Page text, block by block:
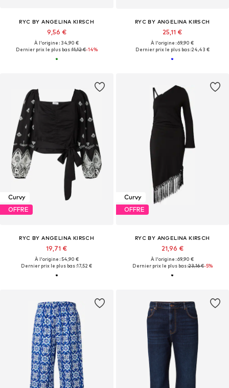
RYC BY ANGELINA KIRSCH
9,56 €
À l'origine : 34,90 €
Dernier prix le plus bas :11,12 €-14%
RYC BY ANGELINA KIRSCH
25,11 €
À l'origine : 69,90 €
Dernier prix le plus bas :24,43 €
Curvy
OFFRE
RYC BY ANGELINA KIRSCH
19,71 €
À l'origine : 54,90 €
Dernier prix le plus bas :17,52 €
Curvy
OFFRE
RYC BY ANGELINA KIRSCH
21,96 €
À l'origine : 69,90 €
Dernier prix le plus bas :23,16 €-5%